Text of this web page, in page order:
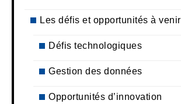
Les défis et opportunités à venir
Défis technologiques
Gestion des données
Opportunités d’innovation